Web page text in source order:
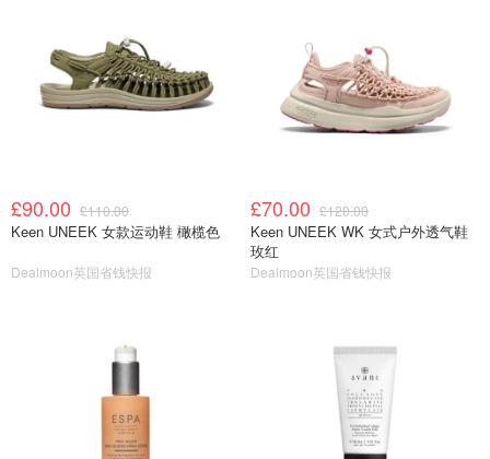
£90.00 £110.00
Keen UNEEK 女款运动鞋 橄榄色
Dealmoon英国省钱快报
£70.00 £120.00
Keen UNEEK WK 女式户外透气鞋
玫红
Dealmoon英国省钱快报